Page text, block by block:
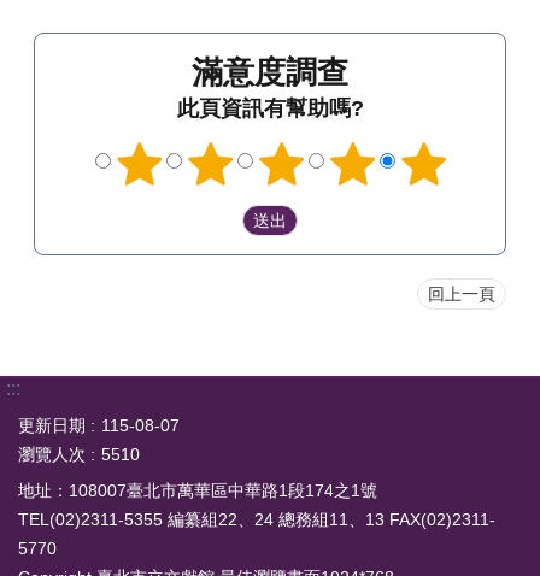
滿意度調查
此頁資訊有幫助嗎?
回上一頁
:::
更新日期
115-08-07
瀏覽人次
5510
地址：108007臺北市萬華區中華路1段174之1號
TEL(02)2311-5355 編纂組22、24 總務組11、13 FAX(02)2311-
5770